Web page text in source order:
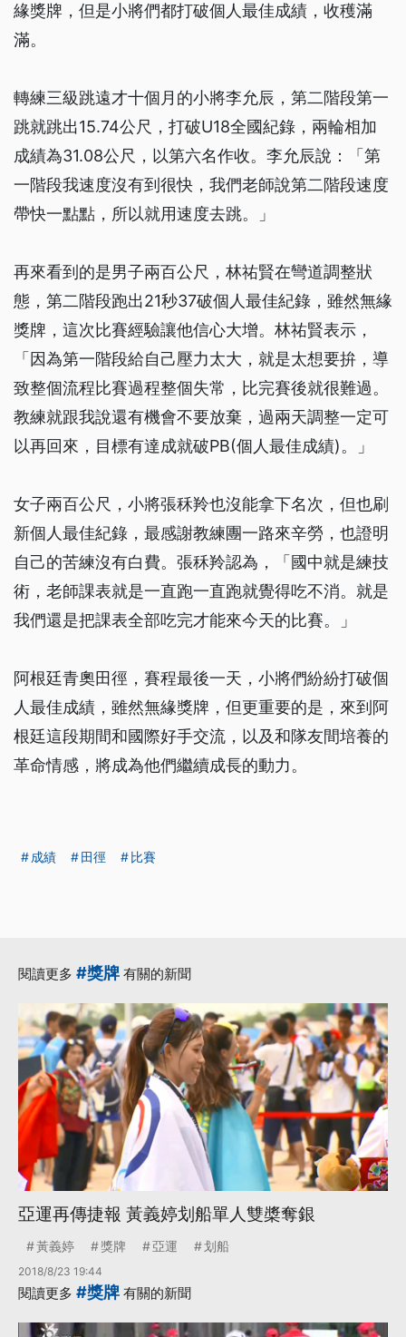
緣獎牌，但是小將們都打破個人最佳成績，收穫滿
滿。
轉練三級跳遠才十個月的小將李允辰，第二階段第一
跳就跳出15.74公尺，打破U18全國紀錄，兩輪相加
成績為31.08公尺，以第六名作收。李允辰說：「第
一階段我速度沒有到很快，我們老師說第二階段速度
帶快一點點，所以就用速度去跳。」
再來看到的是男子兩百公尺，林祐賢在彎道調整狀
態，第二階段跑出21秒37破個人最佳紀錄，雖然無緣
獎牌，這次比賽經驗讓他信心大增。林祐賢表示，
「因為第一階段給自己壓力太大，就是太想要拚，導
致整個流程比賽過程整個失常，比完賽後就很難過。
教練就跟我說還有機會不要放棄，過兩天調整一定可
以再回來，目標有達成就破PB(個人最佳成績)。」
女子兩百公尺，小將張秝羚也沒能拿下名次，但也刷
新個人最佳紀錄，最感謝教練團一路來辛勞，也證明
自己的苦練沒有白費。張秝羚認為，「國中就是練技
術，老師課表就是一直跑一直跑就覺得吃不消。就是
我們還是把課表全部吃完才能來今天的比賽。」
阿根廷青奧田徑，賽程最後一天，小將們紛紛打破個
人最佳成績，雖然無緣獎牌，但更重要的是，來到阿
根廷這段期間和國際好手交流，以及和隊友間培養的
革命情感，將成為他們繼續成長的動力。
成績 田徑 比賽
閱讀更多 #獎牌 有關的新聞
亞運再傳捷報 黃義婷划船單人雙槳奪銀
黃義婷 獎牌 亞運 划船
2018/8/23 19:44
閱讀更多 #獎牌 有關的新聞